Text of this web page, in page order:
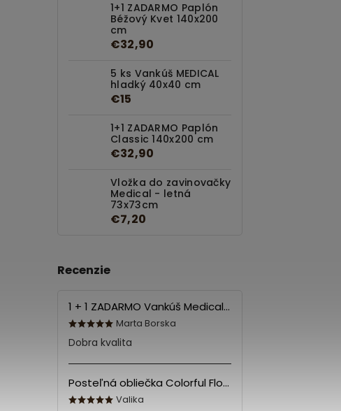
1+1 ZADARMO Paplón
Béžový Kvet 140x200
cm
€32,90
5 ks Vankúš MEDICAL
hladký 40x40 cm
€15
1+1 ZADARMO Paplón
Classic 140x200 cm
€32,90
Vložka do zavinovačky
Medical - letná
73x73cm
€7,20
Recenzie
1 + 1 ZADARMO Vankúš Medical 70x90 cm
Marta Borska
Dobra kvalita
Posteľná obliečka Colorful Flowers Modrá 140x200/70x90 cm
Valika